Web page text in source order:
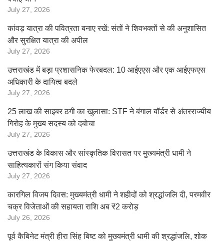
July 27, 2026
कांवड़ यात्रा की पवित्रता बनाए रखें: संतों ने शिवभक्तों से की अनुशासित
और सुरक्षित यात्रा की अपील
July 27, 2026
उत्तराखंड में बड़ा प्रशासनिक फेरबदल: 10 आईएएस और एक आईएफएस
अधिकारी के दायित्व बदले
July 27, 2026
25 लाख की साइबर ठगी का खुलासा: STF ने बंगाल बॉर्डर से अंतरराज्यीय
गिरोह के मुख्य सदस्य को दबोचा
July 27, 2026
उत्तराखंड के विकास और सांस्कृतिक विरासत पर मुख्यमंत्री धामी ने
साहित्यकारों संग किया संवाद
July 27, 2026
कारगिल विजय दिवस: मुख्यमंत्री धामी ने शहीदों को श्रद्धांजलि दी, परमवीर
चक्र विजेताओं की सहायता राशि अब ₹2 करोड़
July 26, 2026
पूर्व कैबिनेट मंत्री हीरा सिंह बिष्ट को मुख्यमंत्री धामी की श्रद्धांजलि, शोक